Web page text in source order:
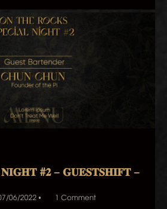
#𝟐 – 𝐆𝐔𝐄𝐒𝐓𝐒𝐇𝐈𝐅𝐓 –
06/2022 • 1 Comment